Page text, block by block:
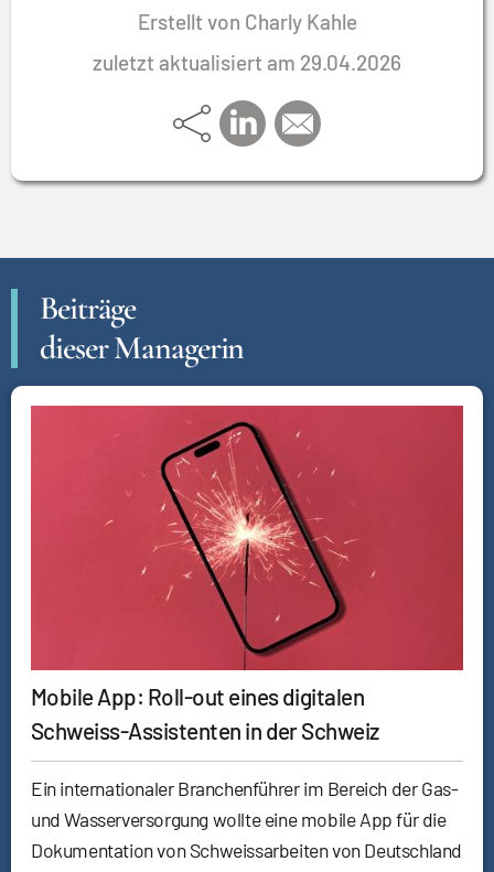
Erstellt von Charly Kahle
zuletzt aktualisiert am 29.04.2026
Beiträge
dieser Managerin
Mobile App: Roll-out eines digitalen
Schweiss-Assistenten in der Schweiz
Ein internationaler Branchenführer im Bereich der Gas-
und Wasserversorgung wollte eine mobile App für die
Dokumentation von Schweissarbeiten von Deutschland